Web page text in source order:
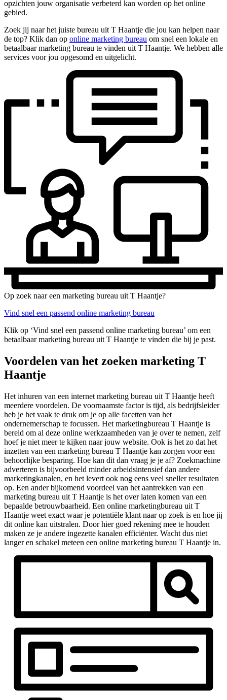
opzichten jouw organisatie verbeterd kan worden op het online
gebied.
Zoek jij naar het juiste bureau uit T Haantje die jou kan helpen naar
de top? Klik dan op online marketing bureau om snel een lokale en
betaalbaar marketing bureau te vinden uit T Haantje. We hebben alle
services voor jou opgesomd en uitgelicht.
Op zoek naar een marketing bureau uit T Haantje?
Vind snel een passend online marketing bureau
Klik op ‘Vind snel een passend online marketing bureau’ om een
betaalbaar marketing bureau uit T Haantje te vinden die bij je past.
Voordelen van het zoeken marketing T
Haantje
Het inhuren van een internet marketing bureau uit T Haantje heeft
meerdere voordelen. De voornaamste factor is tijd, als bedrijfsleider
heb je het vaak te druk om je op alle facetten van het
ondernemerschap te focussen. Het marketingbureau T Haantje is
bereid om al deze online werkzaamheden van je over te nemen, zelf
hoef je niet meer te kijken naar jouw website. Ook is het zo dat het
inzetten van een marketing bureau T Haantje kan zorgen voor een
behoorlijke besparing. Hoe kan dit dan vraag je je af? Zoekmachine
adverteren is bijvoorbeeld minder arbeidsintensief dan andere
marketingkanalen, en het levert ook nog eens veel sneller resultaten
op. Een ander bijkomend voordeel van het aantrekken van een
marketing bureau uit T Haantje is het over laten komen van een
bepaalde betrouwbaarheid. Een online marketingbureau uit T
Haantje weet exact waar je potentiële klant naar op zoek is en hoe jij
dit online kan uitstralen. Door hier goed rekening mee te houden
maken ze je andere ingezette kanalen efficiënter. Wacht dus niet
langer en schakel meteen een online marketing bureau T Haantje in.